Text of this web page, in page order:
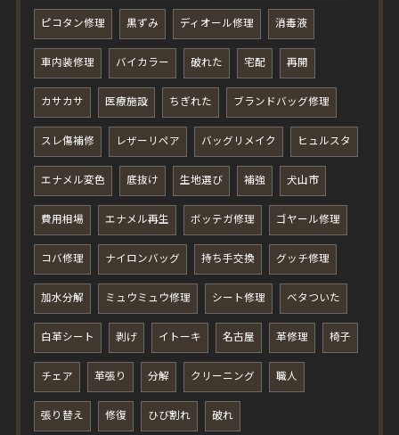
ピコタン修理 黒ずみ ディオール修理 消毒液
車内装修理 バイカラー 破れた 宅配 再開
カサカサ 医療施設 ちぎれた ブランドバッグ修理
スレ傷補修 レザーリペア バッグリメイク ヒュルスタ
エナメル変色 底抜け 生地選び 補強 犬山市
費用相場 エナメル再生 ボッテガ修理 ゴヤール修理
コバ修理 ナイロンバッグ 持ち手交換 グッチ修理
加水分解 ミュウミュウ修理 シート修理 ベタついた
白革シート 剥げ イトーキ 名古屋 革修理 椅子
チェア 革張り 分解 クリーニング 職人
張り替え 修復 ひび割れ 破れ